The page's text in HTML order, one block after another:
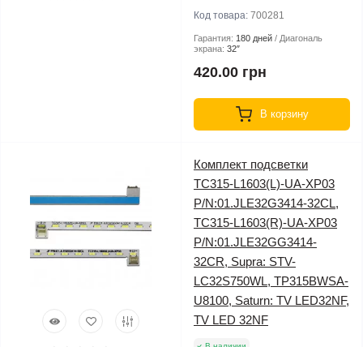
Код товара: 700281
Гарантия: 180 дней
Диагональ
экрана: 32″
420.00 грн
В корзину
Комплект подсветки
TC315-L1603(L)-UA-XP03
P/N:01.JLE32G3414-32CL,
TC315-L1603(R)-UA-XP03
P/N:01.JLE32GG3414-
32CR, Supra: STV-
LC32S750WL, TP315BWSA-
U8100, Saturn: TV LED32NF,
TV LED 32NF